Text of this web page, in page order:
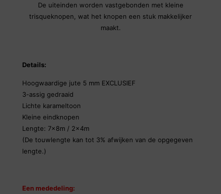
De uiteinden worden vastgebonden met kleine
trisqueknopen, wat het knopen een stuk makkelijker
maakt.
Details:
Hoogwaardige jute 5 mm EXCLUSIEF
3-assig gedraaid
Lichte karameltoon
Kleine eindknopen
Lengte: 7x8m / 2x4m
(De touwlengte kan tot 3% afwijken van de opgegeven
lengte.)
Een mededeling: